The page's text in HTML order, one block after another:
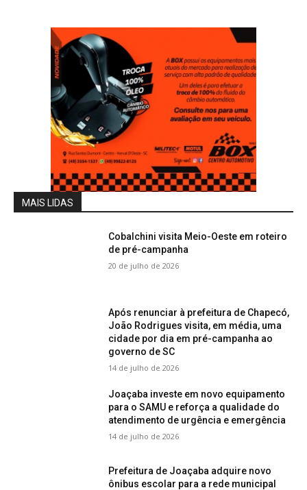
MAIS LIDAS
Cobalchini visita Meio-Oeste em roteiro
de pré-campanha
20 de julho de 2026
Após renunciar à prefeitura de Chapecó,
João Rodrigues visita, em média, uma
cidade por dia em pré-campanha ao
governo de SC
14 de julho de 2026
Joaçaba investe em novo equipamento
para o SAMU e reforça a qualidade do
atendimento de urgência e emergência
14 de julho de 2026
Prefeitura de Joaçaba adquire novo
ônibus escolar para a rede municipal